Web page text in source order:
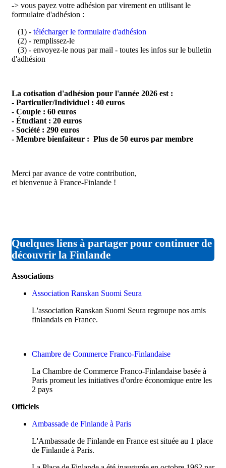
-> vous payez votre adhésion par virement en utilisant le
formulaire d'adhésion :
(1) - télécharger le formulaire d'adhésion
(2) - remplissez-le
(3) - envoyez-le nous par mail - toutes les infos sur le bulletin
d'adhésion
La cotisation d'adhésion pour l'année 2026 est :
- Particulier/Individuel : 40 euros
- Couple : 60 euros
- Étudiant : 20 euros
- Société : 290 euros
- Membre bienfaiteur : Plus de 50 euros par membre
Merci par avance de votre contribution,
et bienvenue à France-Finlande !
Quelques liens à partager pour continuer de
découvrir la Finlande
Associations
Association Ranskan Suomi Seura
L'association Ranskan Suomi Seura regroupe nos amis
finlandais en France.
Chambre de Commerce Franco-Finlandaise
La Chambre de Commerce Franco-Finlandaise basée à
Paris promeut les initiatives d'ordre économique entre les
2 pays
Officiels
Ambassade de Finlande à Paris
L'Ambassade de Finlande en France est située au 1 place
de Finlande à Paris.